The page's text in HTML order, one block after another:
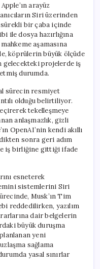
arayüz
Siri üzerinden
bir çaba içinde
ile dosya hazırlığına
aşamasına
köprülerin büyük ölçüde
gelecekteki projelerde iş
durumda.
sürecin resmiyet
olduğu belirtiliyor.
tekelleşmeye
anlaşmazlık, gizli
OpenAI’nin kendi akıllı
sonra geri adım
iş birliğine gittiği ifade
esneterek
sistemlerini Siri
Musk’ın Tim
reddedilirken, yazılım
dair belgelerin
büyük duruşma
yeni
sağlama
yasal sınırlar